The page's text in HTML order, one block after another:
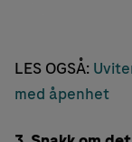
LES OGSÅ:
med åpenhet